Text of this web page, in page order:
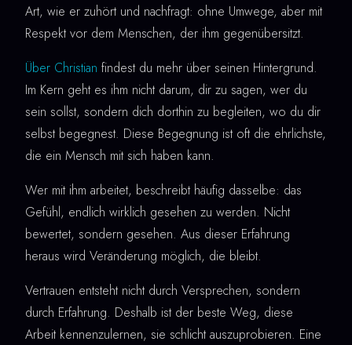
Art, wie er zuhört und nachfragt: ohne Umwege, aber mit
Respekt vor dem Menschen, der ihm gegenübersitzt.
Über Christian findest du mehr über seinen Hintergrund.
Im Kern geht es ihm nicht darum, dir zu sagen, wer du
sein sollst, sondern dich dorthin zu begleiten, wo du dir
selbst begegnest. Diese Begegnung ist oft die ehrlichste,
die ein Mensch mit sich haben kann.
Wer mit ihm arbeitet, beschreibt häufig dasselbe: das
Gefühl, endlich wirklich gesehen zu werden. Nicht
bewertet, sondern gesehen. Aus dieser Erfahrung
heraus wird Veränderung möglich, die bleibt.
Vertrauen entsteht nicht durch Versprechen, sondern
durch Erfahrung. Deshalb ist der beste Weg, diese
Arbeit kennenzulernen, sie schlicht auszuprobieren. Eine